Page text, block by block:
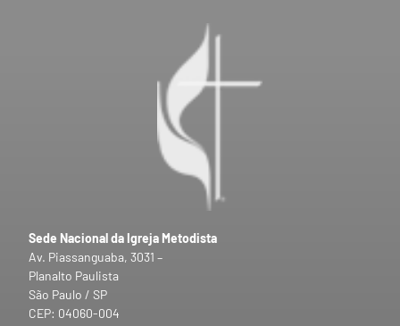
Sede Nacional da Igreja Metodista
Av. Piassanguaba, 3031 –
Planalto Paulista
São Paulo / SP
CEP: 04060-004